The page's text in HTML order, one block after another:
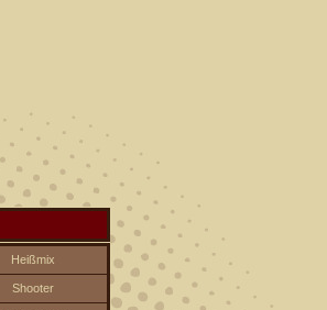
Heißmix
Shooter